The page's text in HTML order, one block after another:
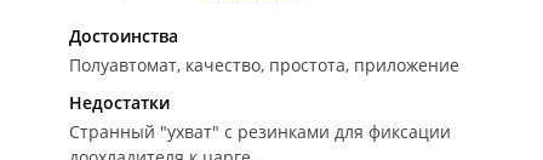
Достоинства
Полуавтомат, качество, простота, приложение
Недостатки
Странный "ухват" с резинками для фиксации